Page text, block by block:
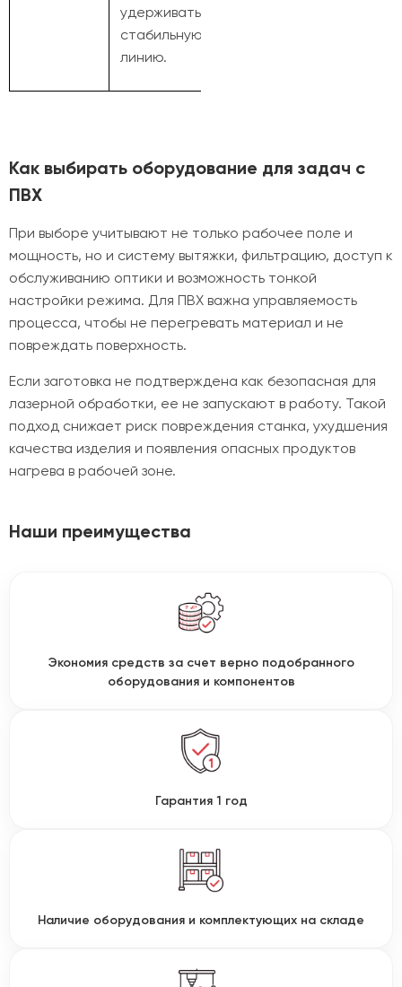
удерживать
стабильную
линию.
Как выбирать оборудование для задач с
ПВХ
При выборе учитывают не только рабочее поле и
мощность, но и систему вытяжки, фильтрацию, доступ к
обслуживанию оптики и возможность тонкой
настройки режима. Для ПВХ важна управляемость
процесса, чтобы не перегревать материал и не
повреждать поверхность.
Если заготовка не подтверждена как безопасная для
лазерной обработки, ее не запускают в работу. Такой
подход снижает риск повреждения станка, ухудшения
качества изделия и появления опасных продуктов
нагрева в рабочей зоне.
Наши преимущества
Экономия средств за счет верно подобранного
оборудования и компонентов
Гарантия 1 год
Наличие оборудования и комплектующих на складе